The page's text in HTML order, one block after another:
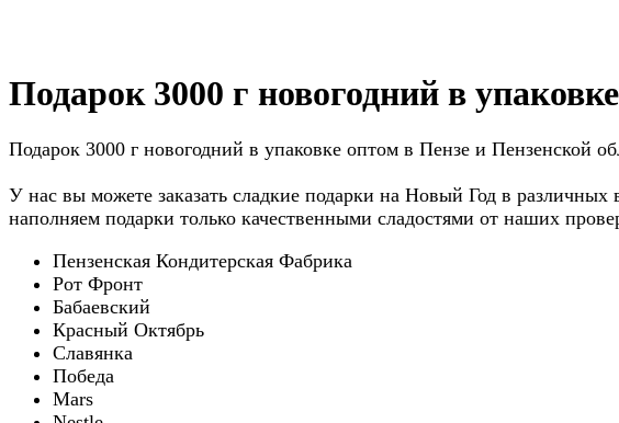
Подарок 3000 г новогодний в упаковке
Подарок 3000 г новогодний в упаковке оптом в Пензе и Пензенской
У нас вы можете заказать сладкие подарки на Новый Год в
наполняем подарки только качественными сладостями от наших
Пензенская Кондитерская Фабрика
Рот Фронт
Бабаевский
Красный Октябрь
Славянка
Победа
Mars